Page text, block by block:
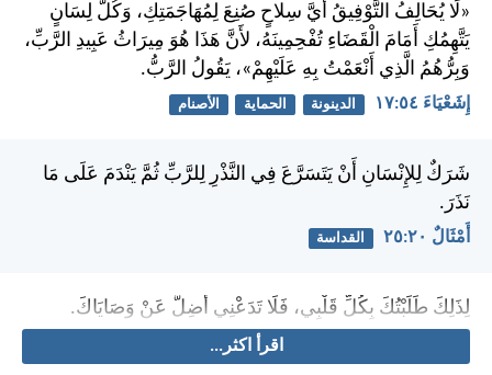
«لَا يُحَالِفُ التَّوْفِيقُ أَيَّ سِلاحٍ صُنِعَ لِمُهَاجَمَتِكِ، وَكُلُّ لِسَانٍ
يَتَّهِمُكِ أَمَامَ الْقَضَاءِ تُفْحِمِينَهُ، لأَنَّ هَذَا هُوَ مِيرَاثُ عَبِيدِ الرَّبِّ،
وَبِرُّهُمُ الَّذِي أَنْعَمْتُ بِهِ عَلَيْهِمْ»، يَقُولُ الرَّبُّ.
إِشَعْيَاءَ ٥٤:‏١٧ الدينونة الحماية الأصنام
شَرَكٌ لِلإِنْسَانِ أَنْ يَتَسَرَّعَ فِي النَّذْرِ لِلرَّبِّ ثُمَّ يَنْدَمَ عَلَى مَا
نَذَرَ.
أَمْثَالٌ ٢٠:‏٢٥ القداسة
لِذَلِكَ طَلَبْتُكَ بِكُلِّ قَلْبِي، فَلَا تَدَعْنِي أَضِلُّ عَنْ وَصَايَاكَ.
اقرأ اكثر...